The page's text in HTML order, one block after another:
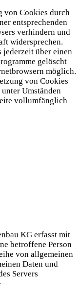
von Cookies durch
entsprechenden
verhindern und
widersprechen.
jederzeit über einen
gelöscht
möglich.
von Cookies
Umständen
vollumfänglich
KG erfasst mit
betroffene Person
von allgemeinen
Daten und
Servers